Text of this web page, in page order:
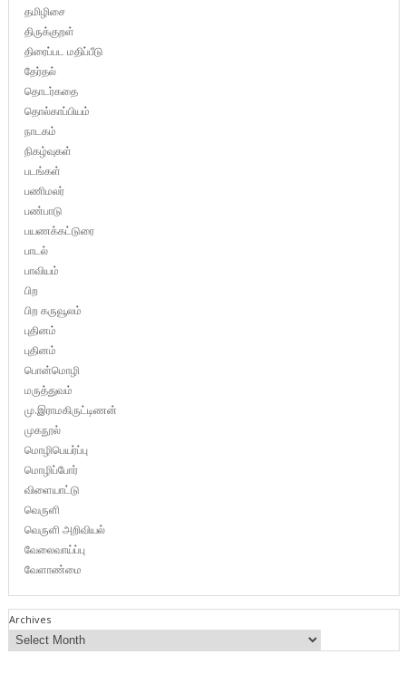
தமிழிசை
திருக்குறள்
திரைப்பட மதிப்பீடு
தேர்தல்
தொடர்கதை
தொல்காப்பியம்
நாடகம்
நிகழ்வுகள்
படங்கள்
பணிமலர்
பண்பாடு
பயணக்கட்டுரை
பாடல்
பாவியம்
பிற
பிற கருவூலம்
புதினம்
புதினம்
பொன்மொழி
மருத்துவம்
மு.இராமகிருட்டிணன்
முகநூல்
மொழிபெயர்ப்பு
மொழிப்போர்
விளையாட்டு
வெருளி
வெருளி அறிவியல்
வேலைவாய்ப்பு
வேளாண்மை
Archives